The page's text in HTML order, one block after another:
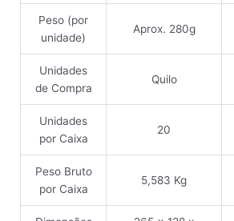
Peso (por
unidade)
Aprox. 280g
Unidades
de Compra
Quilo
Unidades
por Caixa
20
Peso Bruto
por Caixa
5,583 Kg